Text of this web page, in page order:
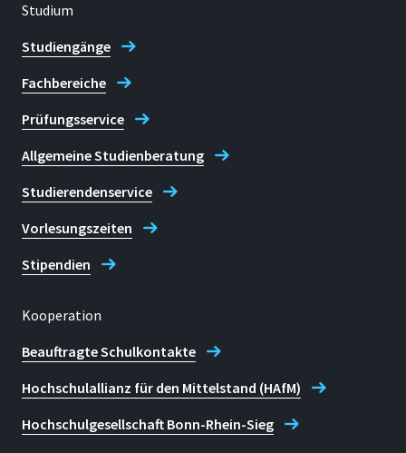
Studium
Studiengänge
Fachbereiche
Prüfungsservice
Allgemeine Studienberatung
Studierendenservice
Vorlesungszeiten
Stipendien
Kooperation
Beauftragte Schulkontakte
Hochschulallianz für den Mittelstand (HAfM)
Hochschulgesellschaft Bonn-Rhein-Sieg